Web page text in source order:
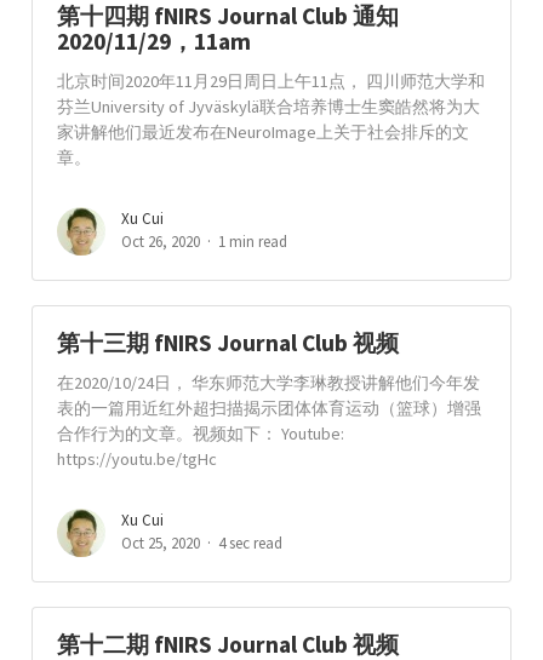
第十四期 fNIRS Journal Club 通知
2020/11/29，11am
北京时间2020年11月29日周日上午11点， 四川师范大学和
芬兰University of Jyväskylä联合培养博士生窦皓然将为大
家讲解他们最近发布在NeuroImage上关于社会排斥的文
章。
Xu Cui
Oct 26, 2020
1 min read
第十三期 fNIRS Journal Club 视频
在2020/10/24日， 华东师范大学李琳教授讲解他们今年发
表的一篇用近红外超扫描揭示团体体育运动（篮球）增强
合作行为的文章。视频如下： Youtube:
https://youtu.be/tgHc
Xu Cui
Oct 25, 2020
4 sec read
第十二期 fNIRS Journal Club 视频